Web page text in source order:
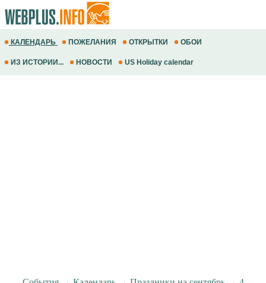
КАЛЕНДАРЬ ПОЖЕЛАНИЯ ОТКРЫТКИ ОБОИ
ИЗ ИСТОРИИ... НОВОСТИ US Holiday calendar